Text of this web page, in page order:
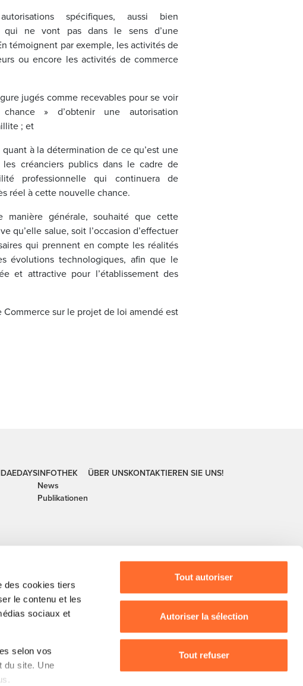
des cookies tiers
le contenu et les
sociaux et
selon vos
du site. Une
Tout autoriser
Autoriser la sélection
Tout refuser
spécifiques, aussi bien
qui ne vont pas dans le sens d’une
témoignent par exemple, les activités de
ou encore les activités de commerce
jugés comme recevables pour se voir
» d’obtenir une autorisation
; et
à la détermination de ce qu’est une
créanciers publics dans le cadre de
professionnelle qui continuera de
réel à cette nouvelle chance.
manière générale, souhaité que cette
qu’elle salue, soit l’occasion d’effectuer
qui prennent en compte les réalités
évolutions technologiques, afin que le
et attractive pour l’établissement des
Commerce sur le projet de loi amendé est
EDAYSINFOTHEK
News
Publikationen
ÜBER UNSKONTAKTIEREN SIE UNS!
Lëtzebuerg, guichet.lu, House of Training, ITM, IPIL,
Ministère de l’Agriculture, Ministère de la